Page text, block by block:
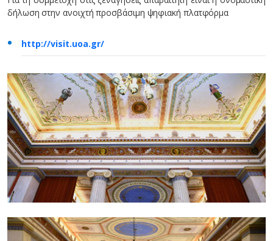
δήλωση στην ανοιχτή προσβάσιμη ψηφιακή πλατφόρμα
http://visit.uoa.gr/